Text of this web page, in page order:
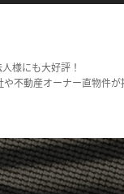
様にも大好評！
不動産オーナー直物件